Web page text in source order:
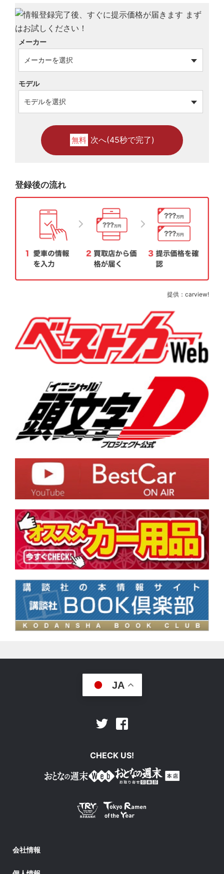
メーカー
モデル
無料 次へ(45秒で完了)
登録後の流れ
提供：carview!
JA
Twitter
CHECK US!
会社情報